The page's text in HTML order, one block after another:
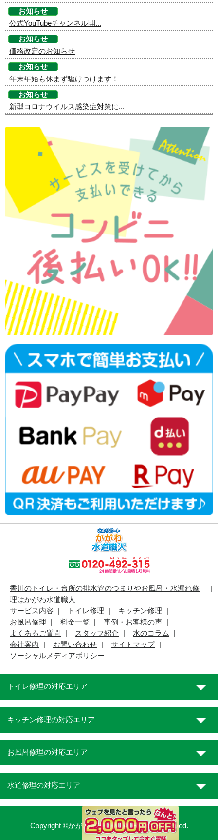
お知らせ
公式YouTubeチャンネル開...
お知らせ
価格改定のお知らせ
お知らせ
年末年始も休まず駆けつけます！
お知らせ
新型コロナウイルス感染症対策に...
香川のトイレ・台所の排水管のつまりやお風呂・水漏れ修
理はかがわ水道職人
サービス内容
トイレ修理
キッチン修理
お風呂修理
料金一覧
事例・お客様の声
よくあるご質問
スタッフ紹介
水のコラム
会社案内
お問い合わせ
サイトマップ
ソーシャルメディアポリシー
トイレ修理の対応エリア
キッチン修理の対応エリア
お風呂修理の対応エリア
水道修理の対応エリア
Copyright ©かがわ水道職人. All Rights Reserved.